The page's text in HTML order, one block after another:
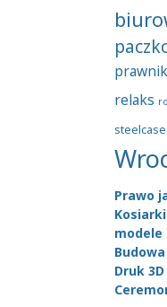
relaks
steelcase
Prawo
Druk